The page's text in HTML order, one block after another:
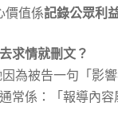
價值係記錄公眾利
求情就刪文？
為被告一句「影
常係：「報導內容